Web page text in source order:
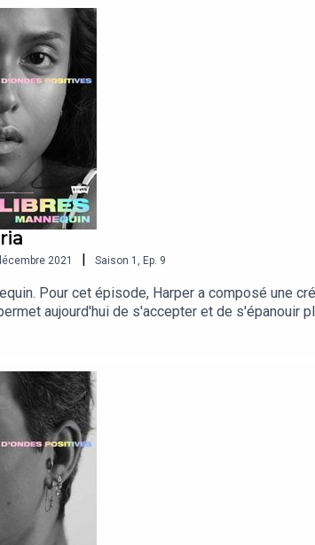
2021 | Saison 1 Ep. 9
Pour cet épisode, Harper a composé une
aujourd'hui de s'accepter et de s'épanouir